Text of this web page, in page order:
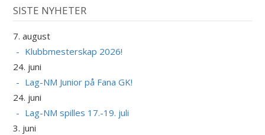
SISTE NYHETER
7. august
Klubbmesterskap 2026!
24. juni
Lag-NM Junior på Fana GK!
24. juni
Lag-NM spilles 17.-19. juli
3. juni